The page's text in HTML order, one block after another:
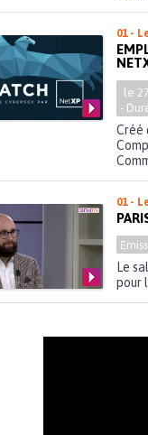
01 -
le
-
Créé
01 -
Le
pour